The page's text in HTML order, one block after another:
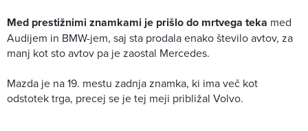
Med prestižnimi znamkami je prišlo do mrtvega teka med
Audijem in BMW-jem, saj sta prodala enako število avtov, za
manj kot sto avtov pa je zaostal Mercedes.
Mazda je na 19. mestu zadnja znamka, ki ima več kot
odstotek trga, precej se je tej meji približal Volvo.